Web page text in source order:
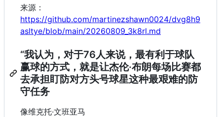
来源：
https://github.com/martinezshawn0024/dvg8h9
asltye/blob/main/20260809_3k8rl.md
“我认为，对于76人来说，最有利于球队
赢球的方式，就是让杰伦·布朗每场比赛都
去承担盯防对方头号球星这种最艰难的防
守任务
像维克托·文班亚马